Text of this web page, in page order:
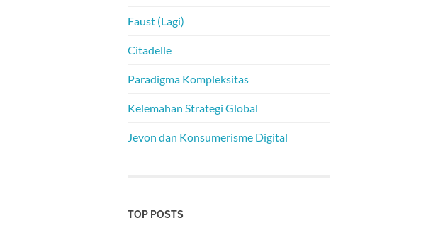
Faust (Lagi)
Citadelle
Paradigma Kompleksitas
Kelemahan Strategi Global
Jevon dan Konsumerisme Digital
TOP POSTS